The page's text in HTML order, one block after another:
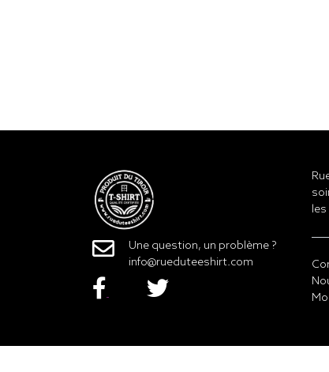
Une question, un problème ?
info@rueduteeshirt.com